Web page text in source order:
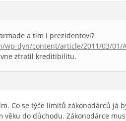
a tim i prezidentovi?
dyn/content/article/2011/03/01/
ztratil kreditibilitu.
Co se týče limitů zákonodárců
do důchodu. Zákonodárce